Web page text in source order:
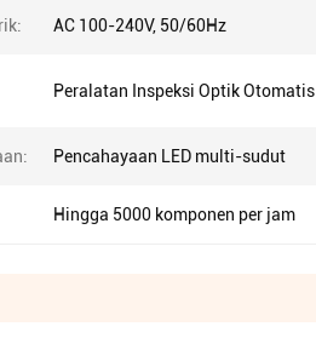
AC 100-240V, 50/60Hz
Peralatan Inspeksi Optik Otomatis
Pencahayaan LED multi-sudut
Hingga 5000 komponen per jam